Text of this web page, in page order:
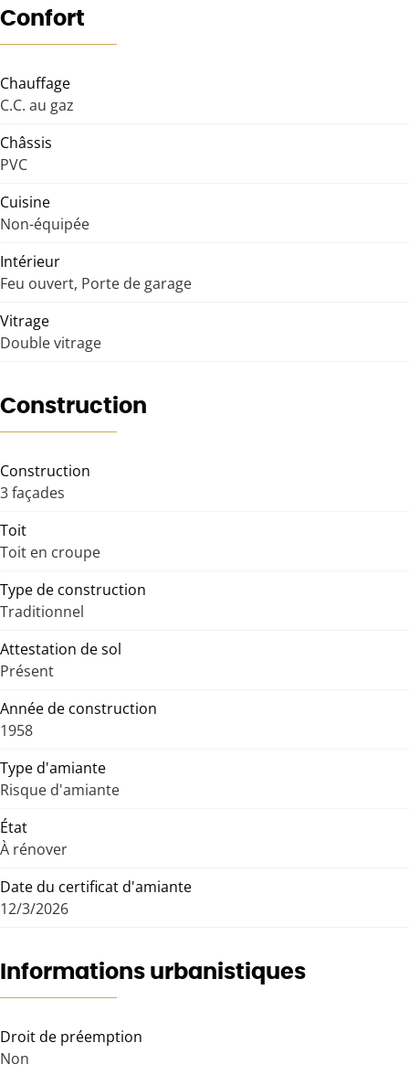
Confort
Chauffage
C.C. au gaz
Châssis
PVC
Cuisine
Non-équipée
Intérieur
Feu ouvert, Porte de garage
Vitrage
Double vitrage
Construction
Construction
3 façades
Toit
Toit en croupe
Type de construction
Traditionnel
Attestation de sol
Présent
Année de construction
1958
Type d'amiante
Risque d'amiante
État
À rénover
Date du certificat d'amiante
12/3/2026
Informations urbanistiques
Droit de préemption
Non